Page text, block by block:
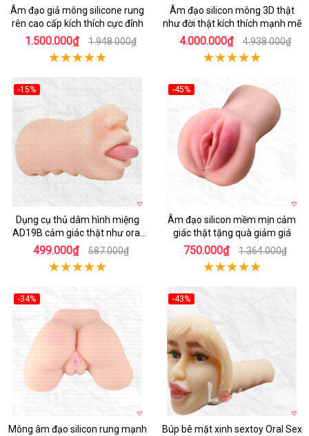
Âm đạo giả mông silicone rung
rên cao cấp kích thích cực đỉnh
1.500.000₫ 1.948.000₫
Âm đạo silicon mông 3D thật
như đời thật kích thích mạnh mẽ
4.000.000₫ 4.938.000₫
-15%
Dụng cụ thủ dâm hình miệng
AD19B cảm giác thật như oral
sex
499.000₫ 587.000₫
-45%
Âm đạo silicon mềm mịn cảm
giác thật tặng quà giảm giá
750.000₫ 1.364.000₫
-34%
Mông âm đạo silicon rung mạnh
-43%
Búp bê mặt xinh sextoy Oral Sex